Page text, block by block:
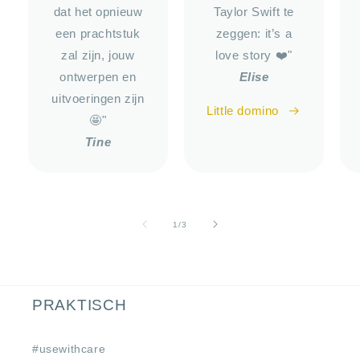
dat het opnieuw
een prachtstuk
zal zijn, jouw
ontwerpen en
uitvoeringen zijn
🤩"
Tine
Taylor Swift te
zeggen: it’s a
love story ❤️"
Elise
Little domino
1/van
3
PRAKTISCH
#usewithcare